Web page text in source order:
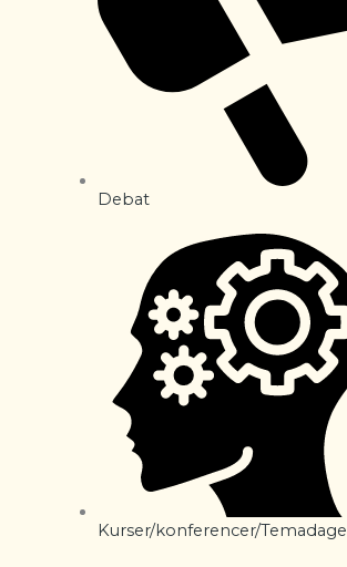
Debat
Kurser/konferencer/Temadage